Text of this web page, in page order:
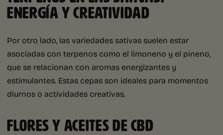
ENERGÍA Y CREATIVIDAD
Por otro lado, las variedades sativas suelen estar
asociadas con terpenos como el limoneno y el pineno,
que se relacionan con aromas energizantes y
estimulantes. Estas cepas son ideales para momentos
diurnos o actividades creativas.
FLORES Y ACEITES DE CBD